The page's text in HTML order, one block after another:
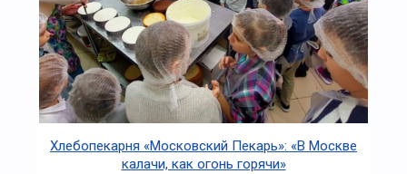
Хлебопекарня «Московский Пекарь»: «В Москве
калачи, как огонь горячи»